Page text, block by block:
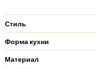
Стиль
Форма кухни
Материал